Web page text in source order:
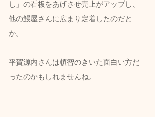
し」の看板をあげさせ売上がアップし、
他の鰻屋さんに広まり定着したのだと
か。
平賀源内さんは頓智のきいた面白い方だ
ったのかもしれませんね。